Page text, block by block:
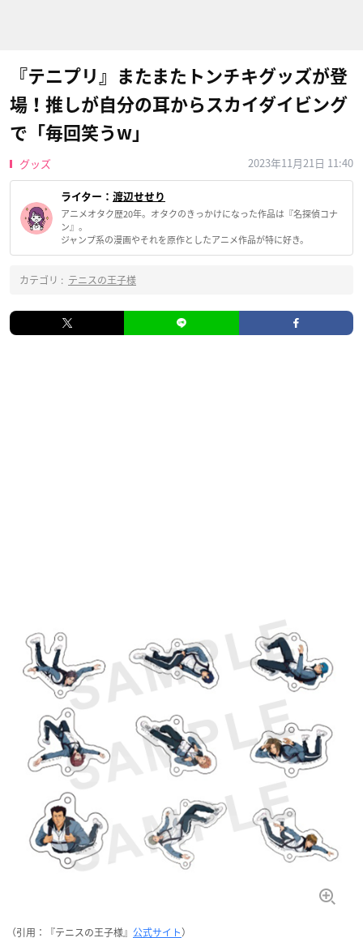
『テニプリ』またまたトンチキグッズが登
場！推しが自分の耳からスカイダイビング
で「毎回笑うw」
グッズ 2023年11月21日 11:40
ライター： 渡辺せせり
アニメオタク歴20年。オタクのきっかけになった作品は『名探偵コナ
ン』。
ジャンプ系の漫画やそれを原作としたアニメ作品が特に好き。
カテゴリ : テニスの王子様
（引用：『テニスの王子様』 公式サイト）